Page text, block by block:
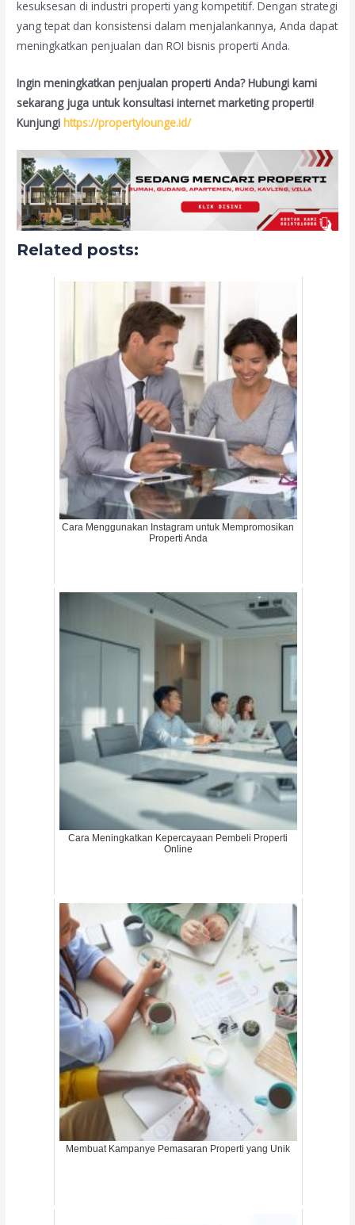
kesuksesan di industri properti yang kompetitif. Dengan strategi
yang tepat dan konsistensi dalam menjalankannya, Anda dapat
meningkatkan penjualan dan ROI bisnis properti Anda.
Ingin meningkatkan penjualan properti Anda? Hubungi kami
sekarang juga untuk konsultasi internet marketing properti!
Kunjungi https://propertylounge.id/
Related posts:
Cara Menggunakan Instagram untuk Mempromosikan
Properti Anda
Cara Meningkatkan Kepercayaan Pembeli Properti
Online
Membuat Kampanye Pemasaran Properti yang Unik